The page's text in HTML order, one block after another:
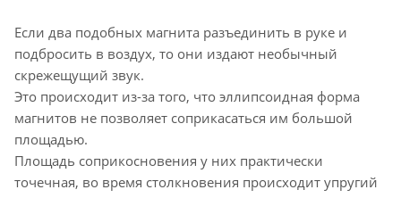
Если два подобных магнита разъединить в руке и
подбросить в воздух, то они издают необычный
скрежещущий звук.
Это происходит из-за того, что эллипсоидная форма
магнитов не позволяет соприкасаться им большой
площадью.
Площадь соприкосновения у них практически
точечная, во время столкновения происходит упругий